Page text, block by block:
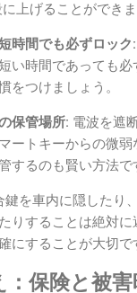
上げることができま
時間でも必ずロック:
い時間であっても必
をつけましょう。
保管場所: 電波を遮
ートキーからの微
するのも賢い方法で
鍵を車内に隠したり
りすることは絶対
にすることが大切で
：保険と被